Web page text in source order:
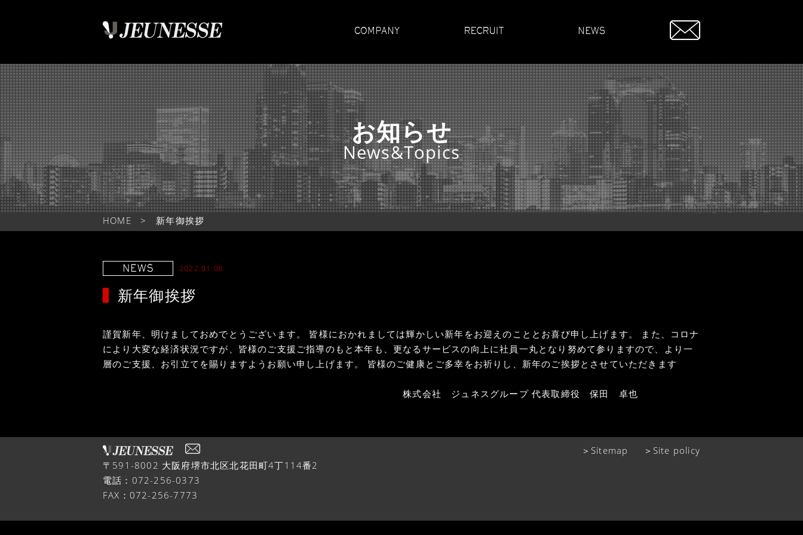
お知らせ
News&Topics
HOME > 新年御挨拶
2022.01.06
新年御挨拶
謹賀新年、明けましておめでとうございます。 皆様におかれましては輝かしい新年をお迎えのこととお喜び申し上げます。 また、コロナ
により大変な経済状況ですが、皆様のご支援ご指導のもと本年も、更なるサービスの向上に社員一丸となり努めて参りますので、より一
層のご支援、お引立てを賜りますようお願い申し上げます。 皆様のご健康とご多幸をお祈りし、新年のご挨拶とさせていただきます
株式会社 ジュネスグループ 代表取締役 保田 卓也
〒591-8002 大阪府堺市北区北花田町4丁114番2
電話：072-256-0373
FAX：072-256-7773
＞Sitemap ＞Site policy